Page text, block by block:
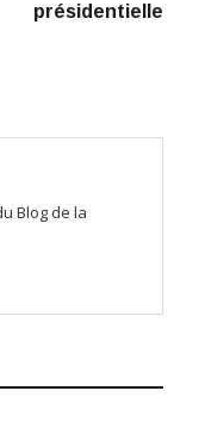
présidentielle
Blog de la